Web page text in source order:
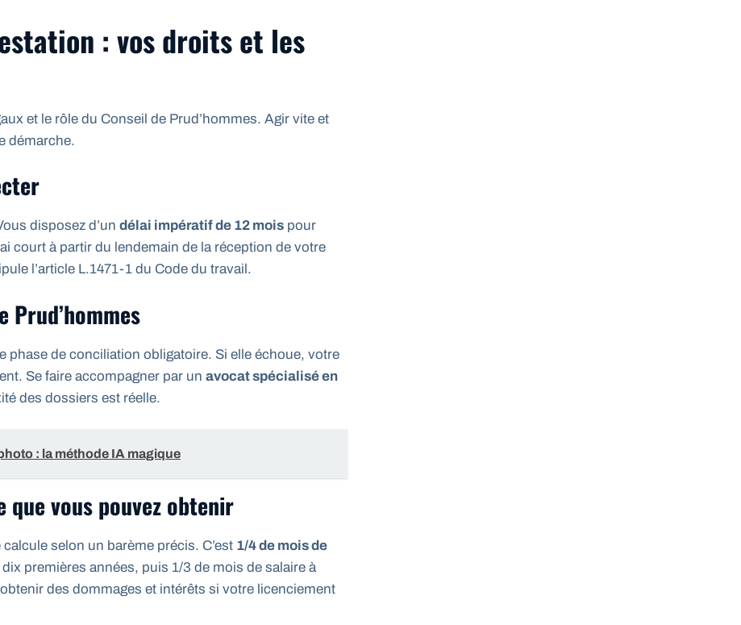
: vos droits et les
et le rôle du Conseil de Prud’hommes. Agir vite et
démarche.
disposez d’un délai impératif de 12 mois pour
court à partir du lendemain de la réception de votre
l’article L.1471-1 du Code du travail.
phase de conciliation obligatoire. Si elle échoue, votre
Se faire accompagner par un avocat spécialisé en
des dossiers est réelle.
: la méthode IA magique
vous pouvez obtenir
selon un barème précis. C’est 1/4 de mois de
premières années, puis 1/3 de mois de salaire à
des dommages et intérêts si votre licenciement